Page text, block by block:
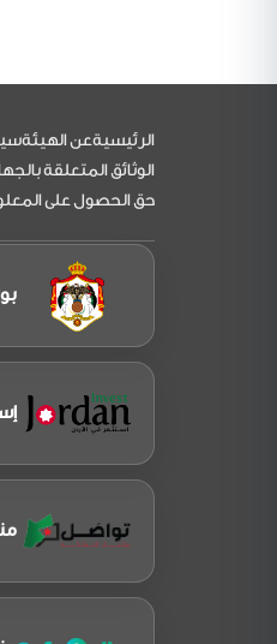
التذييل
الرئيسيةعن الهيئة
الوثائق المتعلقة
حق الحصول على